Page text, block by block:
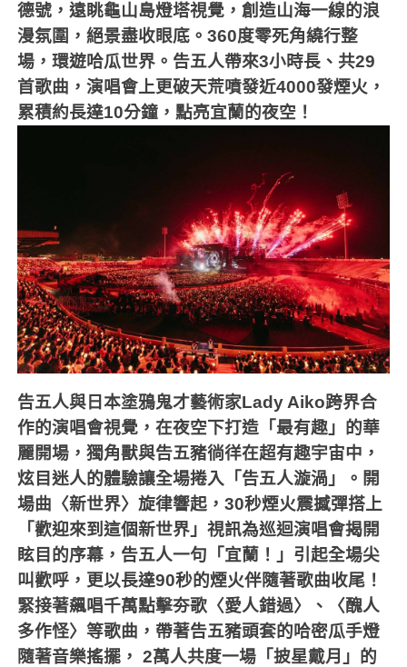
德號，遠眺龜山島燈塔視覺，創造山海一線的浪
漫氛圍，絕景盡收眼底。360度零死角繞行整
場，環遊哈瓜世界。告五人帶來3小時長、共29
首歌曲，演唱會上更破天荒噴發近4000發煙火，
累積約長達10分鐘，點亮宜蘭的夜空！
告五人與日本塗鴉鬼才藝術家Lady Aiko跨界合
作的演唱會視覺，在夜空下打造「最有趣」的華
麗開場，獨角獸與告五豬徜徉在超有趣宇宙中，
炫目迷人的體驗讓全場捲入「告五人漩渦」。開
場曲〈新世界〉旋律響起，30秒煙火震撼彈搭上
「歡迎來到這個新世界」視訊為巡迴演唱會揭開
眩目的序幕，告五人一句「宜蘭！」引起全場尖
叫歡呼，更以長達90秒的煙火伴隨著歌曲收尾！
緊接著飆唱千萬點擊夯歌〈愛人錯過〉、〈醜人
多作怪〉等歌曲，帶著告五豬頭套的哈密瓜手燈
隨著音樂搖擺， 2萬人共度一場「披星戴月」的